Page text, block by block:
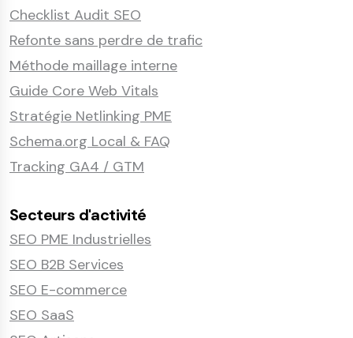
Checklist Audit SEO
Refonte sans perdre de trafic
Méthode maillage interne
Guide Core Web Vitals
Stratégie Netlinking PME
Schema.org Local & FAQ
Tracking GA4 / GTM
Secteurs d'activité
SEO PME Industrielles
SEO B2B Services
SEO E-commerce
SEO SaaS